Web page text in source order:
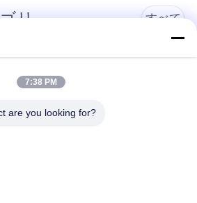
リ すべて
ュ
7:38 PM
are you looking for?